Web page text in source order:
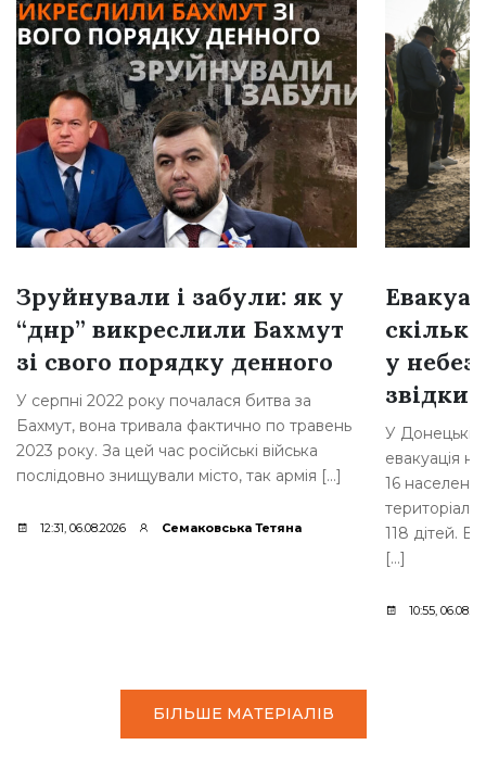
Зруйнували і забули: як у
“днр” викреслили Бахмут
зі свого порядку денного
У серпні 2022 року почалася битва за
Бахмут, вона тривала фактично по травень
2023 року. За цей час російські війська
послідовно знищували місто, так армія […]
12:31, 06.08.2026 Семаковська Тетяна
у
звідки
У Донецькій
евакуація
16
118 дітей.
[…]
10:55,
БІЛЬШЕ МАТЕРІАЛІВ